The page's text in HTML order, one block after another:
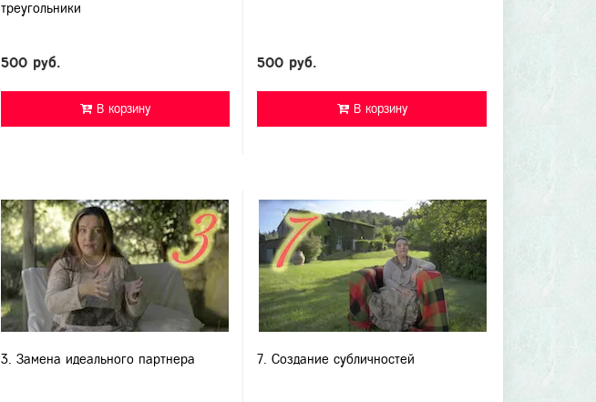
треугольники
500 руб.
В корзину
500 руб.
В корзину
3. Замена идеального партнера 7. Создание субличностей